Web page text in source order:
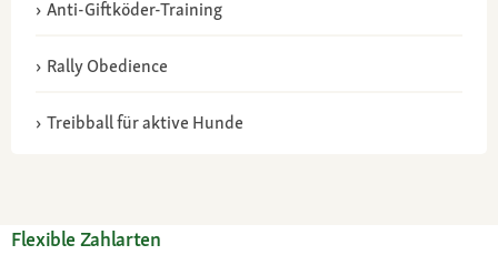
Anti-Giftköder-Training
Rally Obedience
Treibball für aktive Hunde
Flexible Zahlarten